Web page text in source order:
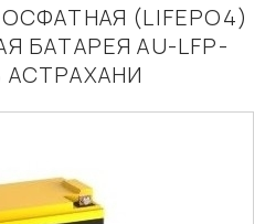
(LIFEPO4)
БАТАРЕЯ AU-LFP-
АСТРАХАНИ